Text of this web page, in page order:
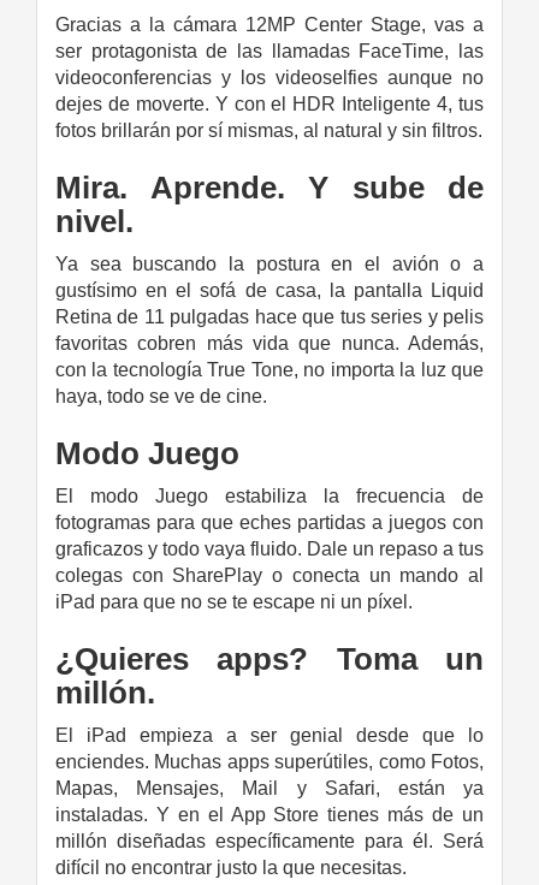
Gracias a la cámara 12MP Center Stage, vas a
ser protagonista de las llamadas FaceTime, las
videoconferencias y los videoselfies aunque no
dejes de moverte. Y con el HDR Inteligente 4, tus
fotos brillarán por sí mismas, al natural y sin filtros.
Mira. Aprende. Y sube de
nivel.
Ya sea buscando la postura en el avión o a
gustísimo en el sofá de casa, la pantalla Liquid
Retina de 11 pulgadas hace que tus series y pelis
favoritas cobren más vida que nunca. Además,
con la tecnología True Tone, no importa la luz que
haya, todo se ve de cine.
Modo Juego
El modo Juego estabiliza la frecuencia de
fotogramas para que eches partidas a juegos con
graficazos y todo vaya fluido. Dale un repaso a tus
colegas con SharePlay o conecta un mando al
iPad para que no se te escape ni un píxel.
¿Quieres apps? Toma un
millón.
El iPad empieza a ser genial desde que lo
enciendes. Muchas apps superútiles, como Fotos,
Mapas, Mensajes, Mail y Safari, están ya
instaladas. Y en el App Store tienes más de un
millón diseñadas específicamente para él. Será
difícil no encontrar justo la que necesitas.